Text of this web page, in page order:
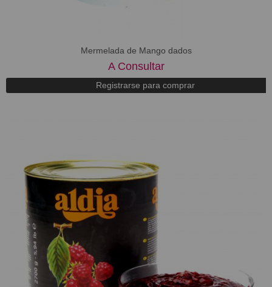
Mermelada de Mango dados
A Consultar
Registrarse para comprar